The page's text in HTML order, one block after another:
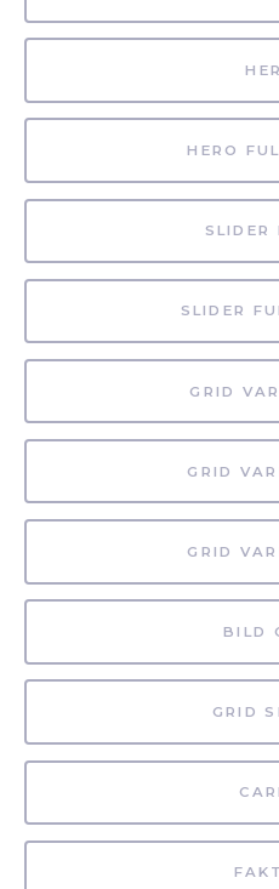
HERO
SLIDER
SLIDER
GRID
GRID
GRID
BILD
GRID